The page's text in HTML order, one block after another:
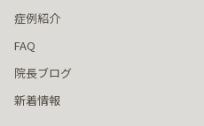
症例紹介
FAQ
院長ブログ
新着情報